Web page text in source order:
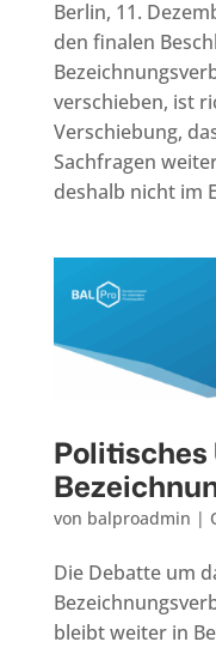
Berlin, 11.
den finalen
verschieben, ist
Verschiebung,
Sachfragen
deshalb nicht im
Politisches
von balproadmin |
Die Debatte um
bleibt weiter in